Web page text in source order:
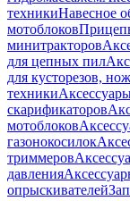
техникиНавесное
мотоблоков
минитракторов
для цепных пил
для кусторезов,
техники
скарификаторов
мотоблоков
газонокосилок
триммеров
давления
опрыскивателей